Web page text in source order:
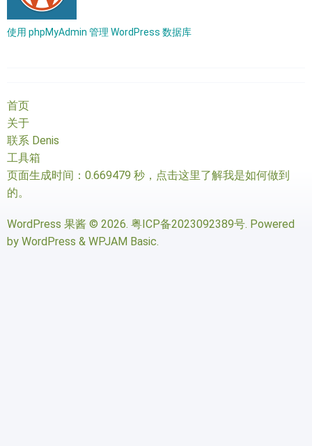
使用 phpMyAdmin 管理 WordPress 数据库
首页
关于
联系 Denis
工具箱
页面生成时间：0.669479 秒， 点击这里了解我是如何做到
的。
WordPress 果酱 © 2026. 粤ICP备2023092389号. Powered
by WordPress & WPJAM Basic.